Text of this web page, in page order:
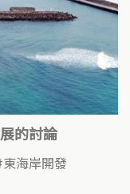
的討論
東海岸開發